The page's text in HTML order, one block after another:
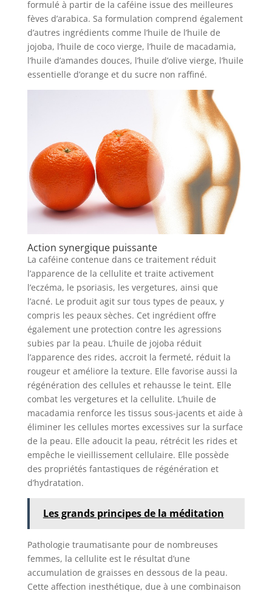
formulé à partir de la caféine issue des meilleures
fèves d’arabica. Sa formulation comprend également
d’autres ingrédients comme l’huile de l’huile de
jojoba, l’huile de coco vierge, l’huile de macadamia,
l’huile d’amandes douces, l’huile d’olive vierge, l’huile
essentielle d’orange et du sucre non raffiné.
Action synergique puissante
La caféine contenue dans ce traitement réduit
l’apparence de la cellulite et traite activement
l’eczéma, le psoriasis, les vergetures, ainsi que
l’acné. Le produit agit sur tous types de peaux, y
compris les peaux sèches. Cet ingrédient offre
également une protection contre les agressions
subies par la peau. L’huile de jojoba réduit
l’apparence des rides, accroit la fermeté, réduit la
rougeur et améliore la texture. Elle favorise aussi la
régénération des cellules et rehausse le teint. Elle
combat les vergetures et la cellulite. L’huile de
macadamia renforce les tissus sous-jacents et aide à
éliminer les cellules mortes excessives sur la surface
de la peau. Elle adoucit la peau, rétrécit les rides et
empêche le vieillissement cellulaire. Elle possède
des propriétés fantastiques de régénération et
d’hydratation.
Les grands principes de la méditation
Pathologie traumatisante pour de nombreuses
femmes, la cellulite est le résultat d’une
accumulation de graisses en dessous de la peau.
Cette affection inesthétique, due à une combinaison